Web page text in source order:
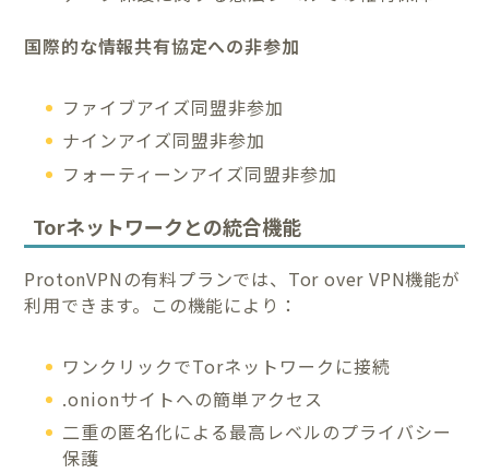
国際的な情報共有協定への非参加
ファイブアイズ同盟非参加
ナインアイズ同盟非参加
フォーティーンアイズ同盟非参加
Torネットワークとの統合機能
ProtonVPNの有料プランでは、Tor over VPN機能が
利用できます。この機能により：
ワンクリックでTorネットワークに接続
.onionサイトへの簡単アクセス
二重の匿名化による最高レベルのプライバシー
保護